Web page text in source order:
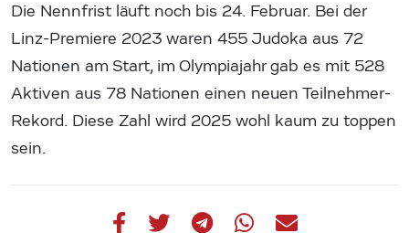
Die Nennfrist läuft noch bis 24. Februar. Bei der
Linz-Premiere 2023 waren 455 Judoka aus 72
Nationen am Start, im Olympiajahr gab es mit 528
Aktiven aus 78 Nationen einen neuen Teilnehmer-
Rekord. Diese Zahl wird 2025 wohl kaum zu toppen
sein.